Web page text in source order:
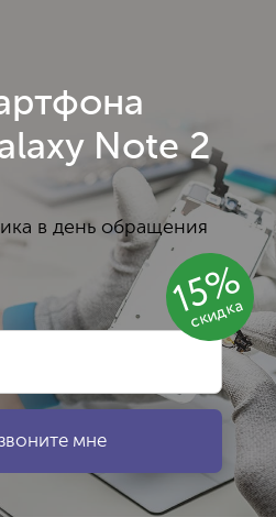
15%
скидка
Note 2
в день обращения